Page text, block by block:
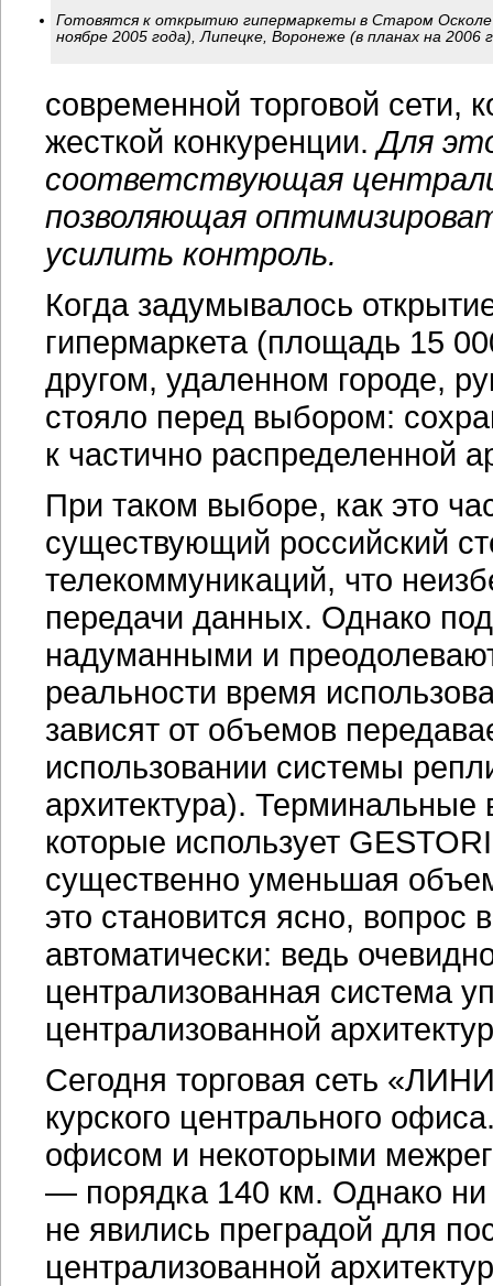
Готовятся к открытию гипермаркеты в Старом Осколе
ноябре 2005 года), Липецке, Воронеже (в планах на 2006
современной торговой сети,
жесткой конкуренции.Для
соответствующая
позволяющая
усилить контроль.
Когда задумывалось
гипермаркета (площадь 15
другом, удаленном городе,
стояло перед выбором:
к частично распределенной
При таком выборе, как это
существующий российский
телекоммуникаций, что
передачи данных. Однако
надуманными и
реальности время
зависят от объемов
использовании системы
архитектура).
которые использует
существенно уменьшая
это становится ясно, вопрос
автоматически: ведь
централизованная система
централизованной
Сегодня торговая сеть
курского центрального
офисом и некоторыми
— порядка 140 км. Однако ни
не явились преградой для
централизованной